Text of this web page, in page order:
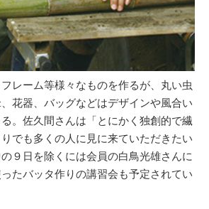
レーム等様々なものを作るが、丸い虫
花器、バッグなどはデザインや風合い
。佐久間さんは「とにかく独創的で繊
でも多くの人に見に来ていただきたい
９日を除くには会員の白鳥光雄さんに
たバッタ作りの講習会も予定されてい